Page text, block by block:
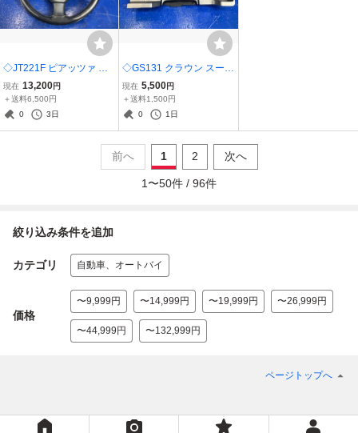
◇JT221F ピアッツァ い
すゞ純正 ステアリング ハ
ンドル MOMO モモステ
現在 13,200円
＋送料6,500円
0
3日
◇GS131 クラウン スーパ
ーセレクト トヨタ純正 メ
ーターフード メーターカ
バー インパネ トリム 554
現在 5,500円
＋送料1,500円
0
1日
前へ 1 2 次へ
1 〜50件 / 96件
絞り込み条件を追加
カテゴリ 自動車、オートバイ
価格
〜9,999円 〜14,999円 〜19,999円 〜26,999円
〜44,999円 〜132,999円
ページトップへ